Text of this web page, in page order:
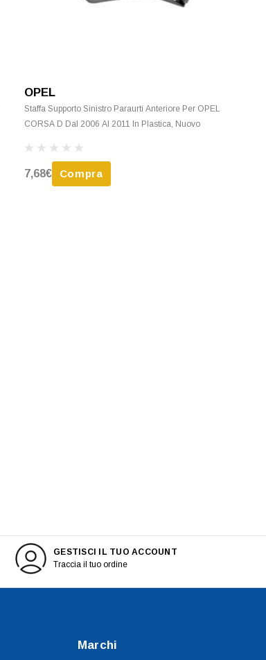
OPEL
Staffa Supporto Sinistro Paraurti Anteriore Per OPEL
CORSA D Dal 2006 Al 2011 In Plastica, Nuovo
7,68€ Compra
GESTISCI IL TUO ACCOUNT
Traccia il tuo ordine
Marchi